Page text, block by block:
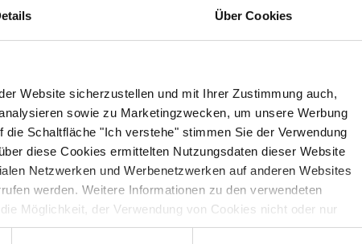
Über Cookies
Website sicherzustellen und mit Ihrer Zustimmung auch,
sowie zu Marketingzwecken, um unsere Werbung
Schaltfläche "Ich verstehe" stimmen Sie der Verwendung
diese Cookies ermittelten Nutzungsdaten dieser Website
Netzwerken und Werbenetzwerken auf anderen Websites
werden. Weitere Informationen zu den verwendeten
Möglichkeit, der Verwendung von Cookies nicht oder nur
Einstellungen“.
Maßangefertigte Garagen